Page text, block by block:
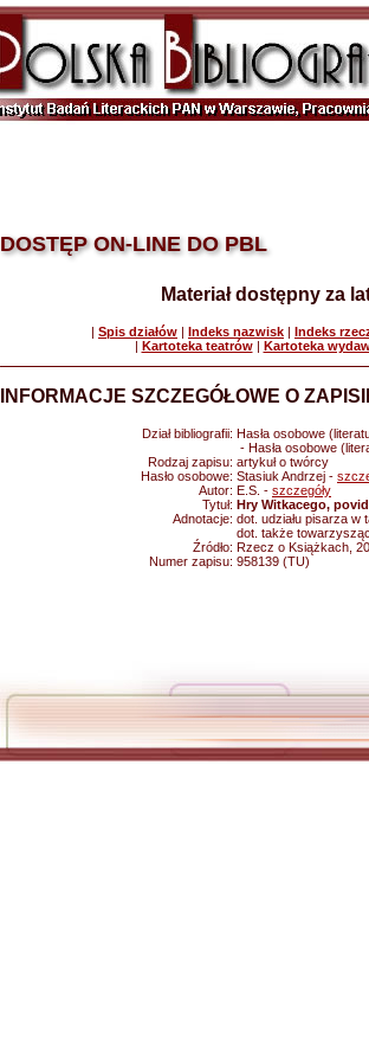
DOSTĘP ON-LINE DO PBL
Materiał dostępny za
| Spis działów | Indeks nazwisk | Indeks
| Kartoteka teatrów| Kartoteka
INFORMACJE SZCZEGÓŁOWE O
Dział bibliografii: Hasła osobowe
- Hasła osobowe
Rodzaj zapisu: artykuł o twórcy
Hasło osobowe: Stasiuk Andrzej -
Autor: E.S. - szczegóły
Tytuł: Hry Witkacego,
Adnotacje: dot. udziału pisarza w
dot. także
Źródło: Rzecz o Książkach,
Numer zapisu: 958139 (TU)